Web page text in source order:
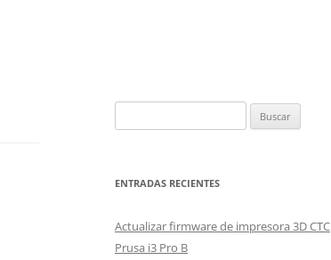
ENTRADAS RECIENTES
Actualizar firmware de impresora 3D CTC
Prusa i3 Pro B